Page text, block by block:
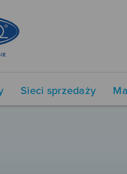
Sieci sprzedaży